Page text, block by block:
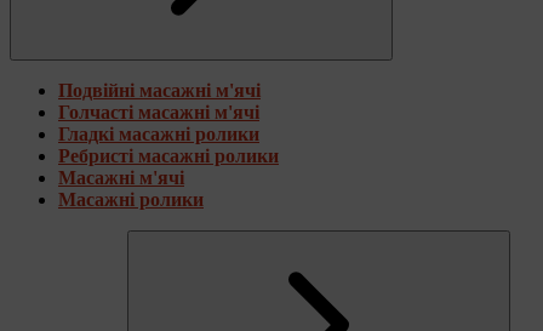
Подвійні масажні м'ячі
Голчасті масажні м'ячі
Гладкі масажні ролики
Ребристі масажні ролики
Масажні м'ячі
Масажні ролики